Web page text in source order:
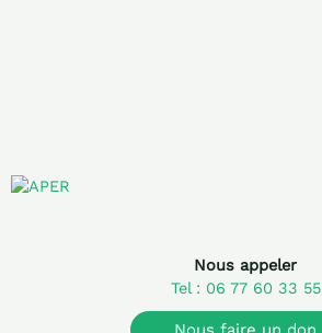
Nous appeler
Tel : 06 77 60 33 55